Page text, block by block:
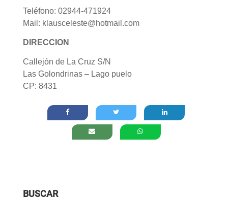
Teléfono: 02944-471924
Mail: klausceleste@hotmail.com
DIRECCION
Callejón de La Cruz S/N
Las Golondrinas – Lago puelo
CP: 8431
BUSCAR